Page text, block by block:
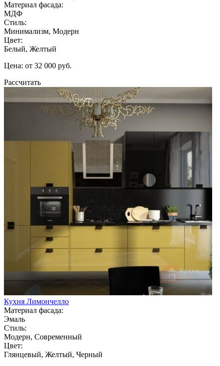
Материал фасада:
МДФ
Стиль:
Минимализм, Модерн
Цвет:
Белый, Желтый
Цена: от 32 000 руб.
Рассчитать
Кухня Лимончелло
Материал фасада:
Эмаль
Стиль:
Модерн, Современный
Цвет:
Глянцевый, Желтый, Черный